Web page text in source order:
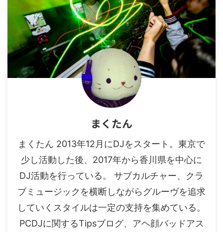
まくたん
まくたん 2013年12月にDJをスタート。東京で
少し活動した後、2017年から香川県を中心に
DJ活動を行っている。 サブカルチャー、クラ
ブミュージックを横断しながらグルーヴを追求
していくスタイルは一定の支持を集めている。
PCDJに関するTipsブログ、アヘ顔バッドアス